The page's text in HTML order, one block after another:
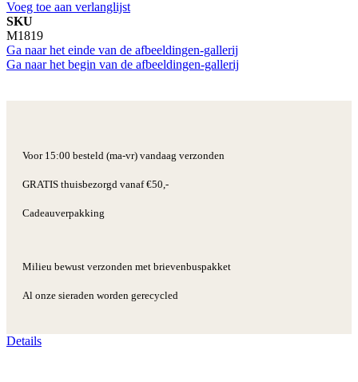
Voeg toe aan verlanglijst
SKU
M1819
Ga naar het einde van de afbeeldingen-gallerij
Ga naar het begin van de afbeeldingen-gallerij
Voor 15:00 besteld (ma-vr) vandaag verzonden
GRATIS thuisbezorgd vanaf €50,-
Cadeauverpakking
Milieu bewust verzonden met brievenbuspakket
Al onze sieraden worden gerecycled
Details